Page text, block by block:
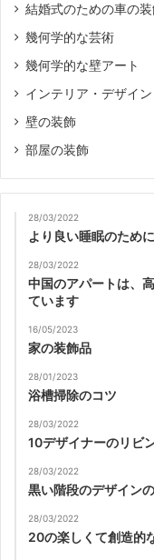
結婚式のための車の
幾何学的な芸術
幾何学的な壁アート
インテリア・デザイン
壁の装飾
部屋の装飾
28/03/2022
より良い睡眠のため
28/03/2022
中国のアパートは、
ています
16/05/2023
家の装飾品
28/01/2023
浴槽掃除のコツ
28/03/2022
10デザイナーのリビ
28/03/2022
黒い階段のデザイン
28/03/2022
20の楽しくて創造的